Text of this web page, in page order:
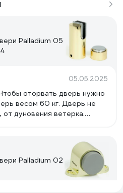
Palladium 05
05.05.2025
оторвать дверь нужно
весом 60 кг. Дверь не
дуновения ветерка.
оказался наиболее
(4 разных), очень слабо
этот товар. Ни разу
две разных двери. Если
Palladium 02